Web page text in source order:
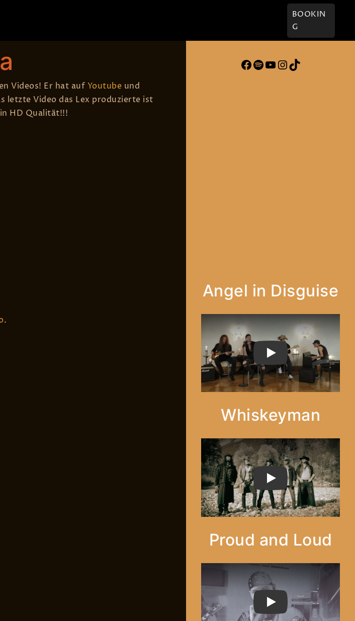
BOOKIN
G
Videos! Er hat auf Youtube und
letzte Video das Lex produzierte ist
HD Qualität!!!
.
Facebook
Spotify
YouTube
Instagram
TikTok
Angel in Disguise
PLAY
Whiskeyman
PLAY
Proud and Loud
PLAY